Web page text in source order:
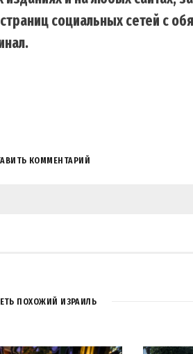
социальных сетей с
КОММЕНТАРИЙ
ПОХОЖИЙ ИЗРАИЛЬ